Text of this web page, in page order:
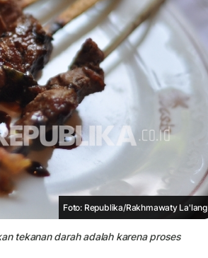
Foto: Republika/Rakhmawaty La'lang
tekanan darah adalah karena proses